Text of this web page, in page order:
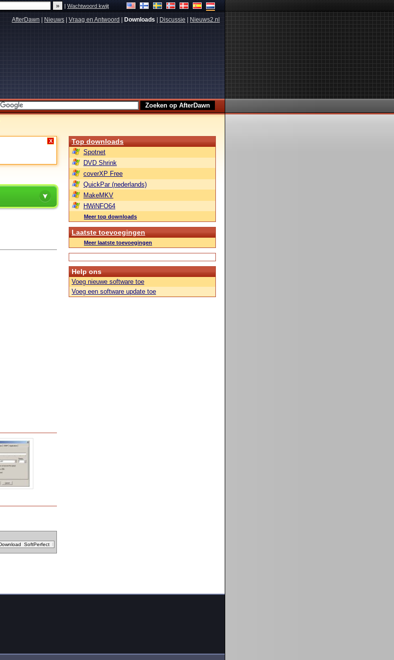
|Wachtwoord kwijt
AfterDawn Nieuws Vraag en Antwoord Downloads Discussie Nieuws2.nl
X Top downloads
Spotnet
DVD Shrink
coverXP Free
QuickPar (nederlands)
MakeMKV
HWiNFO64
Meer top downloads
Laatste toevoegingen
Meer laatste toevoegingen
Help ons
Voeg nieuwe software toe
Voeg een software update toe